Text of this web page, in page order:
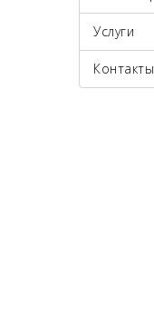
Услуги
Контакты